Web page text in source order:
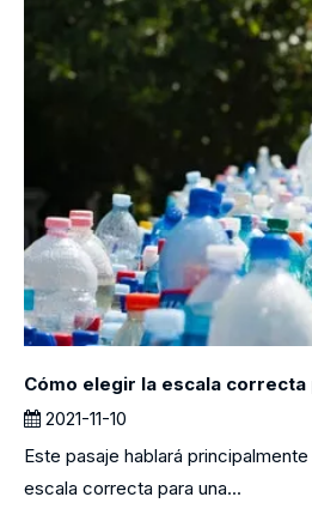
2021-11-10
Este pasaje hablará
escala correcta para una...